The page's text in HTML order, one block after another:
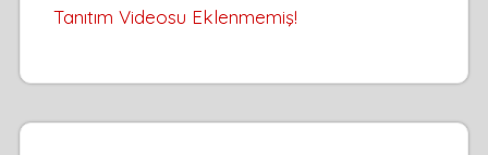
Tanıtım Videosu Eklenmemiş!